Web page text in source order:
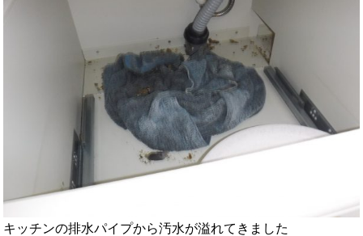
キッチンの排水パイプから汚水が溢れてきました